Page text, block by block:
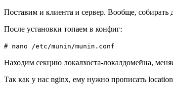
Поставим и клиента и сервер. Вообще,
После установки топаем в конфиг:
# nano /etc/munin/munin.conf
Находим секцию локалхоста-локалдомейна,
Так как у нас nginx, ему нужно прописать